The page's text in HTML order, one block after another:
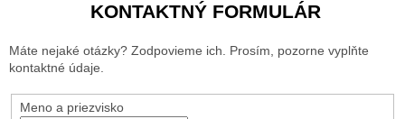
KONTAKTNÝ FORMULÁR
Máte nejaké otázky? Zodpovieme ich. Prosím, pozorne vyplňte
kontaktné údaje.
Meno a priezvisko